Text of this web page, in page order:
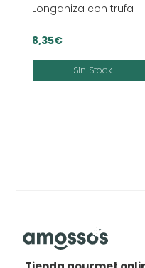
Longaniza con trufa
8,35€
Sin Stock